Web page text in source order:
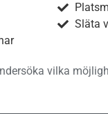
Släta
vilka